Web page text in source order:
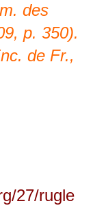
des
p. 350).
de Fr.,
27/rugle